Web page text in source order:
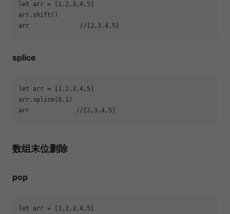
let arr = [ 1 , 2 , 3 ,4 , 5
arr //[2,3,4,5]
splice
let arr = [ 1 , 2 , 3 ,4 , 5
arr.splice( 0 , 1
arr //[2,3,4,5]
数组末位删除
pop
let arr = [ 1 , 2 , 3 ,4 , 5